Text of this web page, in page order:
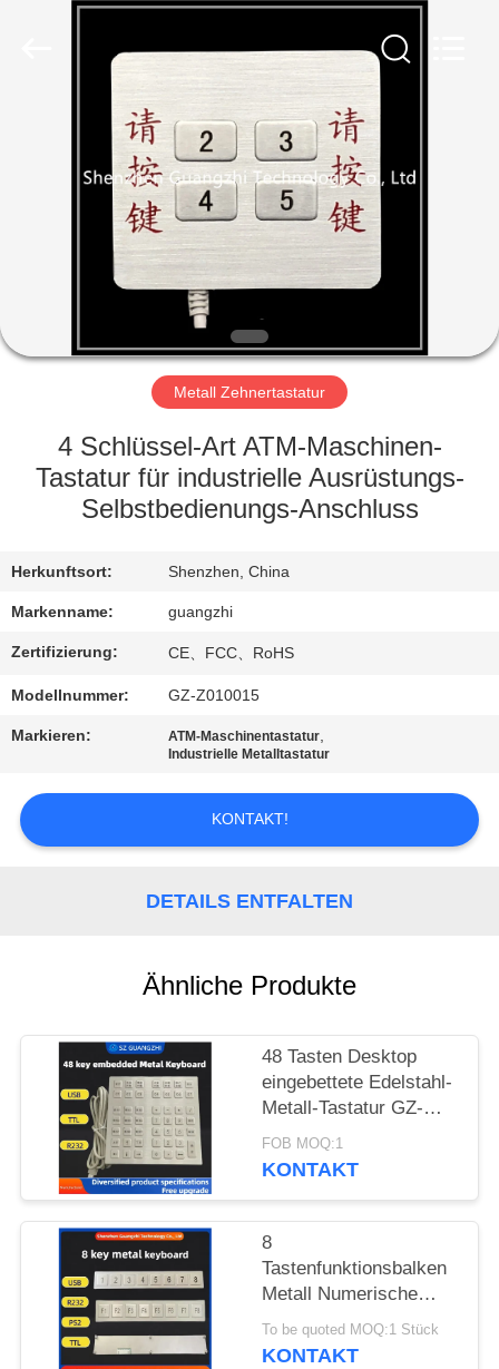
PRODUKTE
FABRIK-
AUSFLUG
QUALITÄTSKONTROLLE
SIE
MIT
UNS
IN
VERBINDUNG
FORDERN
SIE
PRIVACY
POLICY
Metall Zehnertastatur
4 Schlüssel-Art ATM-Maschinen-
Tastatur für industrielle Ausrüstungs-
Selbstbedienungs-Anschluss
Herkunftsort: Shenzhen, China
Markenname: guangzhi
Zertifizierung: CE、FCC、RoHS
Modellnummer: GZ-Z010015
Markieren: ATM-Maschinentastatur,
Industrielle Metalltastatur
KONTAKT!
DETAILS ENTFALTEN
Ähnliche Produkte
48 Tasten Desktop
eingebettete Edelstahl-
Metall-Tastatur GZ-
B035013 USB-
Schnittstelle
FOB MOQ:1
KONTAKT
8
Tastenfunktionsbalken
Metall Numerische
Tastatur Edelstahl 304
Seiten-Tastatur-Pinpad
To be quoted MOQ:1 Stück
KONTAKT